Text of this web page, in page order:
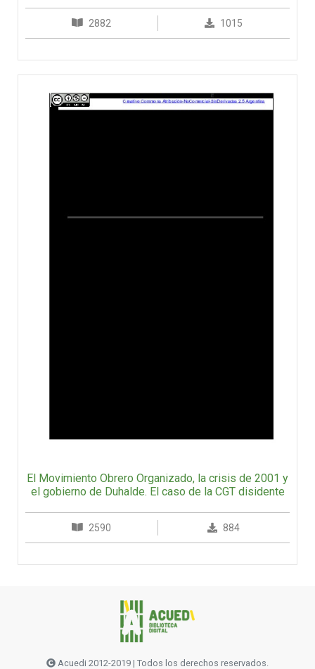
2882 1015
El Movimiento Obrero Organizado, la crisis de 2001 y
el gobierno de Duhalde. El caso de la CGT disidente
2590 884
Acuedi 2012-2019 | Todos los derechos reservados.